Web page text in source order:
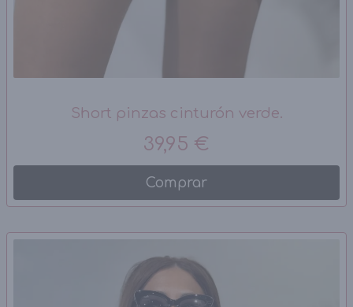
Short pinzas cinturón verde.
39,95 €
Comprar